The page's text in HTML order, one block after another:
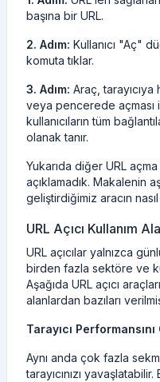
başına bir URL.
2. Adım: Kullanıcı "Aç"
komuta tıklar.
3. Adım: Araç,
veya pencerede
kullanıcıların tüm
olanak tanır.
Yukarıda diğer URL açma
açıklamadık. Makalenin
geliştirdiğimiz aracın nasıl
URL Açıcı Kullanım
URL açıcılar yalnızca
birden fazla sektöre ve
Aşağıda URL açıcı
alanlardan bazıları
Tarayıcı
Aynı anda çok fazla
tarayıcınızı yavaşlatabilir.